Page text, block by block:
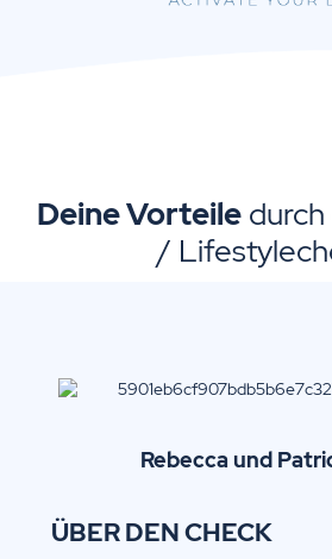
Deine Vorteiledurch
/
Rebecca und
ÜBER DEN CHECK